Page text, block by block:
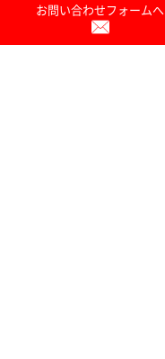
お問い合わせフォームへ